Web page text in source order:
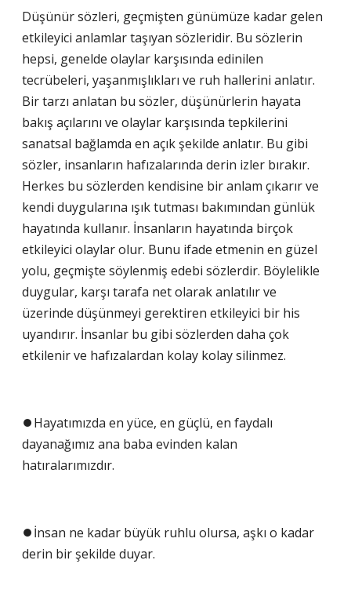
Düşünür sözleri, geçmişten günümüze kadar gelen
etkileyici anlamlar taşıyan sözleridir. Bu sözlerin
hepsi, genelde olaylar karşısında edinilen
tecrübeleri, yaşanmışlıkları ve ruh hallerini anlatır.
Bir tarzı anlatan bu sözler, düşünürlerin hayata
bakış açılarını ve olaylar karşısında tepkilerini
sanatsal bağlamda en açık şekilde anlatır. Bu gibi
sözler, insanların hafızalarında derin izler bırakır.
Herkes bu sözlerden kendisine bir anlam çıkarır ve
kendi duygularına ışık tutması bakımından günlük
hayatında kullanır. İnsanların hayatında birçok
etkileyici olaylar olur. Bunu ifade etmenin en güzel
yolu, geçmişte söylenmiş edebi sözlerdir. Böylelikle
duygular, karşı tarafa net olarak anlatılır ve
üzerinde düşünmeyi gerektiren etkileyici bir his
uyandırır. İnsanlar bu gibi sözlerden daha çok
etkilenir ve hafızalardan kolay kolay silinmez.
⏺️Hayatımızda en yüce, en güçlü, en faydalı
dayanağımız ana baba evinden kalan
hatıralarımızdır.
⏺️İnsan ne kadar büyük ruhlu olursa, aşkı o kadar
derin bir şekilde duyar.